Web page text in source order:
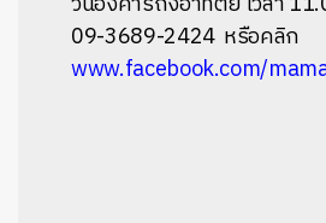
09-3689-2424 หรือคลิก
www.facebook.com/